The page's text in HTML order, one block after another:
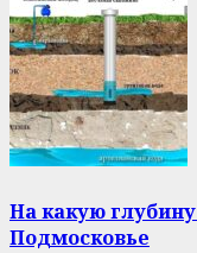
На какую
Подмосковье